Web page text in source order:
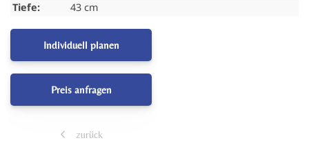
Tiefe:
43 cm
Individuell planen
Preis anfragen
zurück